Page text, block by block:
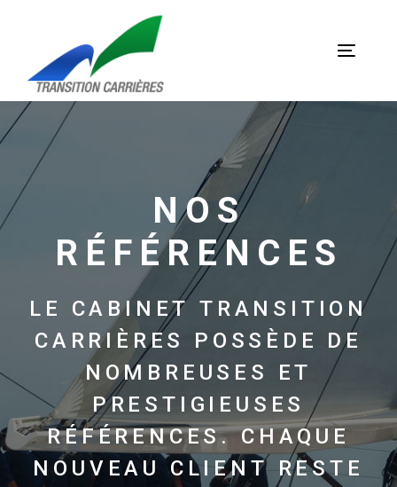
navigation
Skip
to
content
Toggle
NOS
RÉFÉRENCES
LE CABINET TRANSITION
CARRIÈRES
POSSÈDE
DE
NOMBREUSES
ET
PRESTIGIEUSES
RÉFÉRENCES. CHAQUE
NOUVEAU
CLIENT RESTE